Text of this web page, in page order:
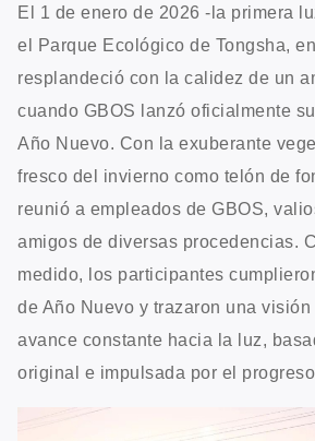
El 1 de enero de 2026 -la primera
el Parque Ecológico de Tongsha,
resplandeció con la calidez de un
cuando GBOS lanzó oficialmente
Año Nuevo. Con la exuberante
fresco del invierno como telón de
reunió a empleados de GBOS,
amigos de diversas procedencias.
medido, los participantes
de Año Nuevo y trazaron una
avance constante hacia la luz,
original e impulsada por el